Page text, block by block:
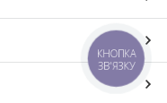
КНОПКА
ЗВ'ЯЗКУ